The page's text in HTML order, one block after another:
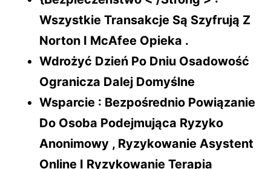
Wszystkie Transakcje Są Szyfrują Z
Norton I McAfee Opieka .
Wdrożyć Dzień Po Dniu Osadowość
Ogranicza Dalej Domyślne
Wsparcie : Bezpośrednio Powiązanie
Do Osoba Podejmująca Ryzyko
Anonimowy , Ryzykowanie Asystent
Online I Ryzykowanie Terapia